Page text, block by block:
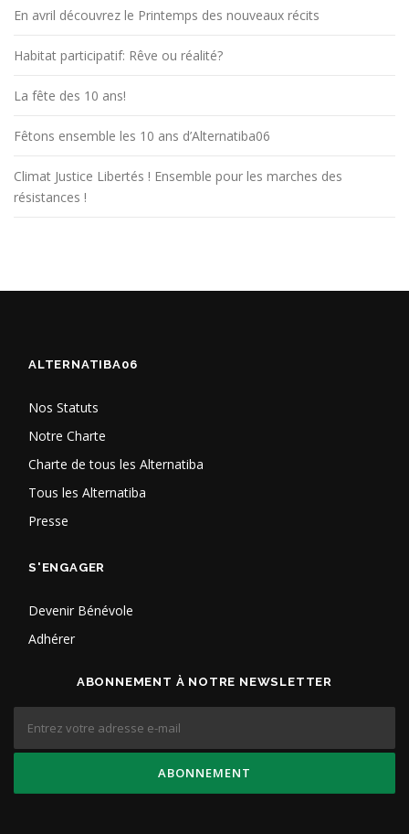
e
s
r
i
c
l
En avril découvrez le Printemps des nouveaux récits
Habitat participatif: Rêve ou réalité?
La fête des 10 ans!
Fêtons ensemble les 10 ans d’Alternatiba06
Climat Justice Libertés ! Ensemble pour les marches des
résistances !
ALTERNATIBA06
Nos Statuts
Notre Charte
Charte de tous les Alternatiba
Tous les Alternatiba
Presse
S'ENGAGER
Devenir Bénévole
Adhérer
ABONNEMENT À NOTRE NEWSLETTER